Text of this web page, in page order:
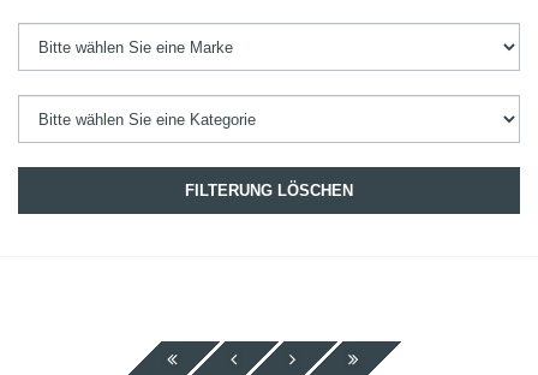
FILTERUNG LÖSCHEN